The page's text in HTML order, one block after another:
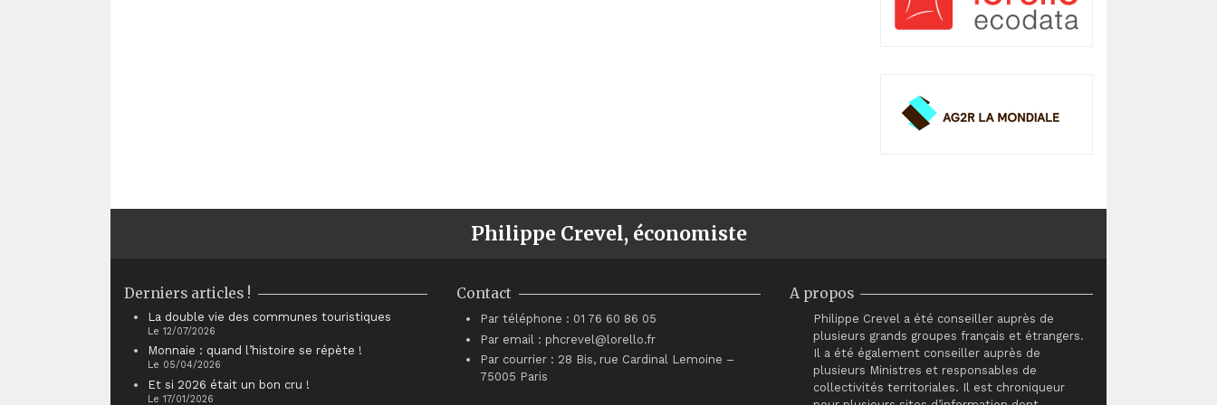
Philippe Crevel, économiste
Derniers articles !
La double vie des communes touristiques
Le 12/07/2026
Monnaie : quand l’histoire se répète !
Le 05/04/2026
Et si 2026 était un bon cru !
Le 17/01/2026
Contact
Par téléphone : 01 76 60 86 05
Par email : phcrevel@lorello.fr
Par courrier : 28 Bis, rue Cardinal Lemoine –
75005 Paris
A propos
Philippe Crevel a été conseiller auprès de
plusieurs grands groupes français et étrangers.
Il a été également conseiller auprès de
plusieurs Ministres et responsables de
collectivités territoriales. Il est chroniqueur